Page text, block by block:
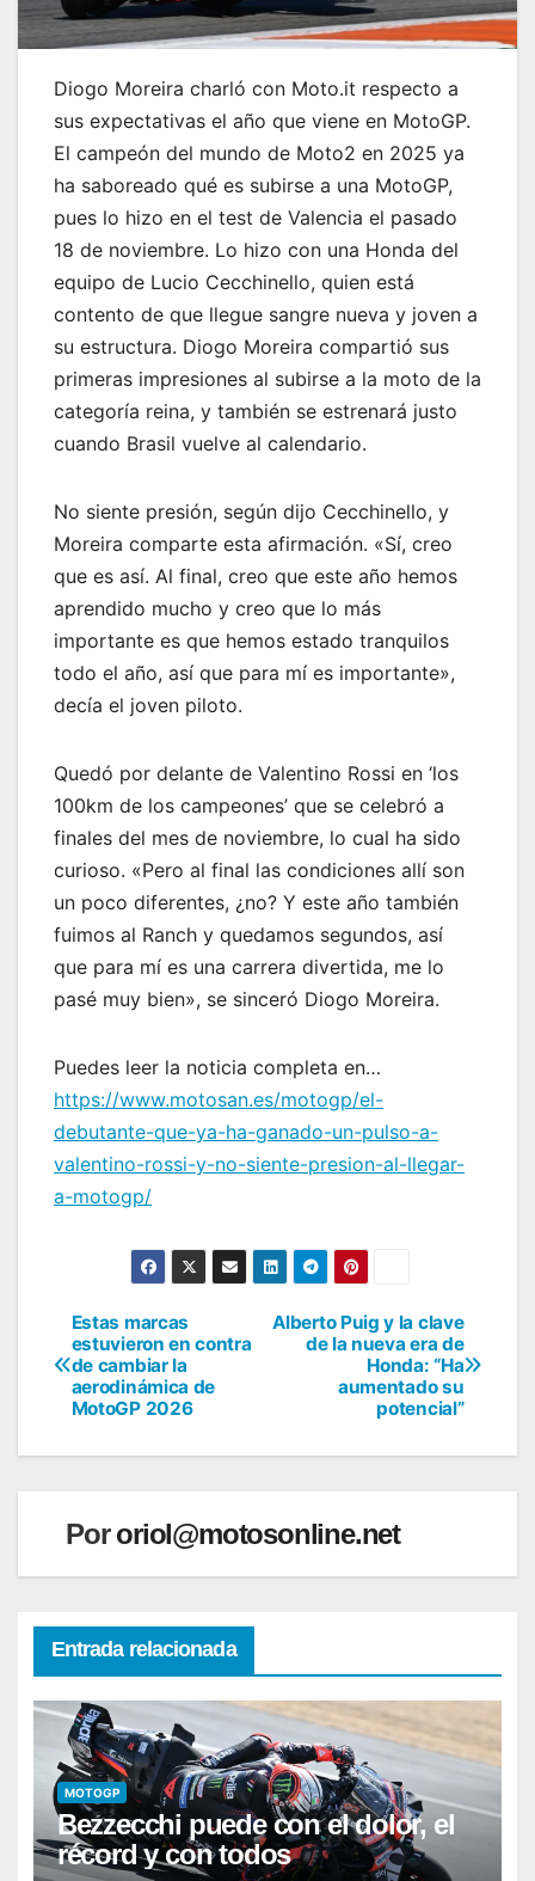
Diogo Moreira charló con Moto.it respecto a
sus expectativas el año que viene en MotoGP.
El campeón del mundo de Moto2 en 2025 ya
ha saboreado qué es subirse a una MotoGP,
pues lo hizo en el test de Valencia el pasado
18 de noviembre. Lo hizo con una Honda del
equipo de Lucio Cecchinello, quien está
contento de que llegue sangre nueva y joven a
su estructura. Diogo Moreira compartió sus
primeras impresiones al subirse a la moto de la
categoría reina, y también se estrenará justo
cuando Brasil vuelve al calendario.
No siente presión, según dijo Cecchinello, y
Moreira comparte esta afirmación. «Sí, creo
que es así. Al final, creo que este año hemos
aprendido mucho y creo que lo más
importante es que hemos estado tranquilos
todo el año, así que para mí es importante»,
decía el joven piloto.
Quedó por delante de Valentino Rossi en ‘los
100km de los campeones’ que se celebró a
finales del mes de noviembre, lo cual ha sido
curioso. «Pero al final las condiciones allí son
un poco diferentes, ¿no? Y este año también
fuimos al Ranch y quedamos segundos, así
que para mí es una carrera divertida, me lo
pasé muy bien», se sinceró Diogo Moreira.
Puedes leer la noticia completa en…
https://www.motosan.es/motogp/el-
debutante-que-ya-ha-ganado-un-pulso-a-
valentino-rossi-y-no-siente-presion-al-llegar-
a-motogp/
Navegación
de
Alberto Puig y la clave
de la nueva era de
Honda: “Ha
aumentado su
potencial”
Estas marcas
estuvieron en contra
de cambiar la
aerodinámica de
MotoGP 2026
Pororiol@motosonline.net
Entrada relacionada
MOTOGP
Bezzecchi puede con el dolor, el
récord y con todos